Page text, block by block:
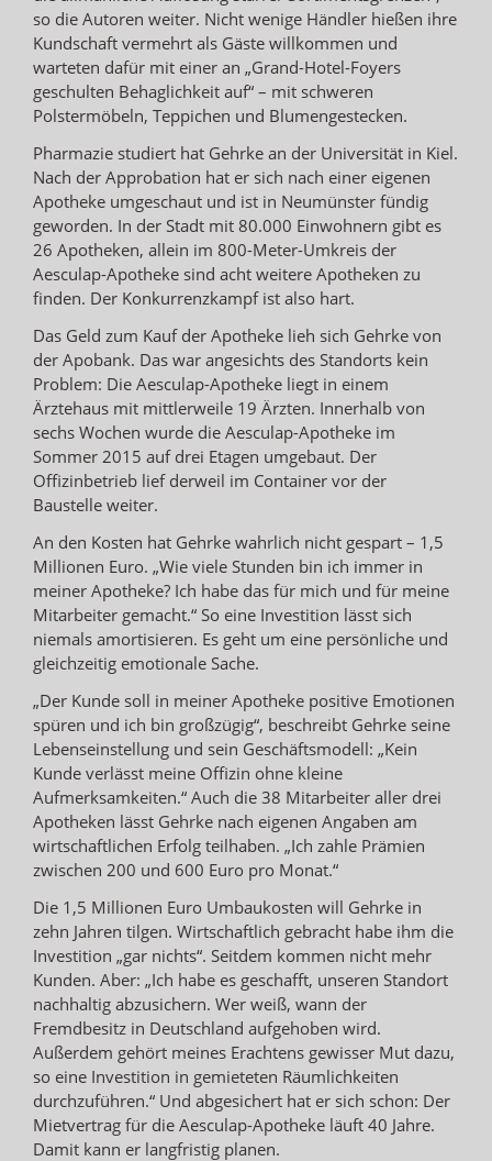
so die Autoren weiter. Nicht wenige Händler hießen ihre
Kundschaft vermehrt als Gäste willkommen und
warteten dafür mit einer an „Grand-Hotel-Foyers
geschulten Behaglichkeit auf“ – mit schweren
Polstermöbeln, Teppichen und Blumengestecken.
Pharmazie studiert hat Gehrke an der Universität in Kiel.
Nach der Approbation hat er sich nach einer eigenen
Apotheke umgeschaut und ist in Neumünster fündig
geworden. In der Stadt mit 80.000 Einwohnern gibt es
26 Apotheken, allein im 800-Meter-Umkreis der
Aesculap-Apotheke sind acht weitere Apotheken zu
finden. Der Konkurrenzkampf ist also hart.
Das Geld zum Kauf der Apotheke lieh sich Gehrke von
der Apobank. Das war angesichts des Standorts kein
Problem: Die Aesculap-Apotheke liegt in einem
Ärztehaus mit mittlerweile 19 Ärzten. Innerhalb von
sechs Wochen wurde die Aesculap-Apotheke im
Sommer 2015 auf drei Etagen umgebaut. Der
Offizinbetrieb lief derweil im Container vor der
Baustelle weiter.
An den Kosten hat Gehrke wahrlich nicht gespart – 1,5
Millionen Euro. „Wie viele Stunden bin ich immer in
meiner Apotheke? Ich habe das für mich und für meine
Mitarbeiter gemacht.“ So eine Investition lässt sich
niemals amortisieren. Es geht um eine persönliche und
gleichzeitig emotionale Sache.
„Der Kunde soll in meiner Apotheke positive Emotionen
spüren und ich bin großzügig“, beschreibt Gehrke seine
Lebenseinstellung und sein Geschäftsmodell: „Kein
Kunde verlässt meine Offizin ohne kleine
Aufmerksamkeiten.“ Auch die 38 Mitarbeiter aller drei
Apotheken lässt Gehrke nach eigenen Angaben am
wirtschaftlichen Erfolg teilhaben. „Ich zahle Prämien
zwischen 200 und 600 Euro pro Monat.“
Die 1,5 Millionen Euro Umbaukosten will Gehrke in
zehn Jahren tilgen. Wirtschaftlich gebracht habe ihm die
Investition „gar nichts“. Seitdem kommen nicht mehr
Kunden. Aber: „Ich habe es geschafft, unseren Standort
nachhaltig abzusichern. Wer weiß, wann der
Fremdbesitz in Deutschland aufgehoben wird.
Außerdem gehört meines Erachtens gewisser Mut dazu,
so eine Investition in gemieteten Räumlichkeiten
durchzuführen.“ Und abgesichert hat er sich schon: Der
Mietvertrag für die Aesculap-Apotheke läuft 40 Jahre.
Damit kann er langfristig planen.